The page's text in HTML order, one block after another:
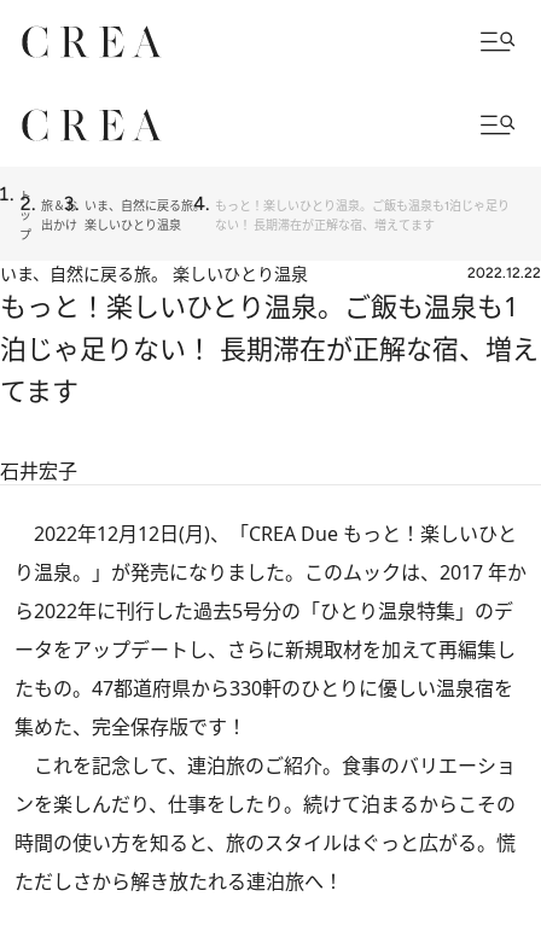
ト
ッ
プ
旅＆お
出かけ
いま、自然に戻る旅。
楽しいひとり温泉
もっと！楽しいひとり温泉。ご飯も温泉も1泊じゃ足り
ない！ 長期滞在が正解な宿、増えてます
いま、自然に戻る旅。 楽しいひとり温泉 2022.12.22
もっと！楽しいひとり温泉。ご飯も温泉も1
泊じゃ足りない！ 長期滞在が正解な宿、増え
てます
石井宏子
2022年12月12日(月)、「CREA Due もっと！楽しいひと
り温泉。
」が発売になりました。このムックは、2017 年か
ら2022年に刊行した過去5号分の「ひとり温泉特集」のデ
ータをアップデートし、さらに新規取材を加えて再編集し
たもの。47都道府県から330軒のひとりに優しい温泉宿を
集めた、完全保存版です！
これを記念して、連泊旅のご紹介。食事のバリエーショ
ンを楽しんだり、仕事をしたり。続けて泊まるからこその
時間の使い方を知ると、旅のスタイルはぐっと広がる。慌
ただしさから解き放たれる連泊旅へ！